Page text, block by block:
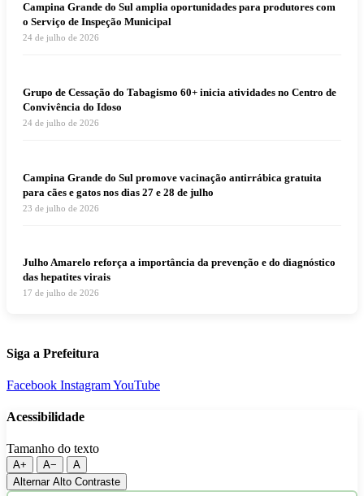
Campina Grande do Sul amplia oportunidades para produtores com
o Serviço de Inspeção Municipal
24 de julho de 2026
Grupo de Cessação do Tabagismo 60+ inicia atividades no Centro de
Convivência do Idoso
24 de julho de 2026
Campina Grande do Sul promove vacinação antirrábica gratuita
para cães e gatos nos dias 27 e 28 de julho
23 de julho de 2026
Julho Amarelo reforça a importância da prevenção e do diagnóstico
das hepatites virais
17 de julho de 2026
Siga a Prefeitura
Facebook InstagramYouTube
Acessibilidade
Tamanho do texto
A+ A−
A
Alternar Alto Contraste